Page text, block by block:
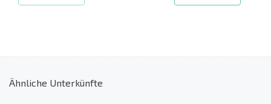
Ähnliche Unterkünfte